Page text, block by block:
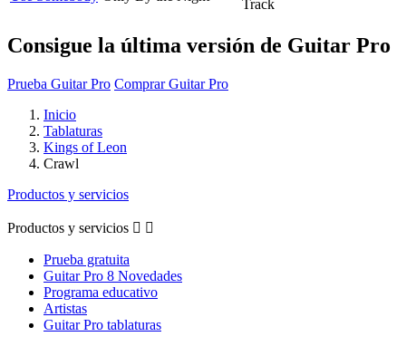
Track
Consigue la última versión de Guitar Pro
Prueba Guitar Pro Comprar Guitar Pro
Inicio
Tablaturas
Kings of Leon
Crawl
Productos y servicios
Productos y servicios  
Prueba gratuita
Guitar Pro 8 Novedades
Programa educativo
Artistas
Guitar Pro tablaturas